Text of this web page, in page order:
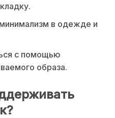
в одежде и
с помощью
образа.